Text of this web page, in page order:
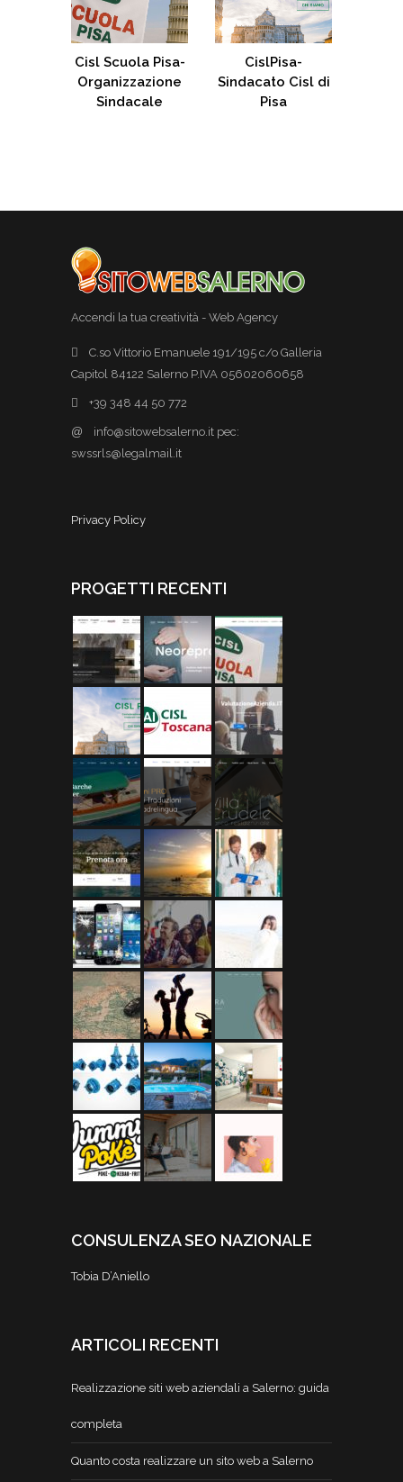
Cisl Scuola Pisa-
Organizzazione
Sindacale
CislPisa-
Sindacato Cisl di
Pisa
Accendi la tua creatività - Web Agency
C.so Vittorio Emanuele 191/195 c/o Galleria
Capitol 84122 Salerno P.IVA 05602060658
+39 348 44 50 772
@
info@sitowebsalerno.it pec:
swssrls@legalmail.it
Privacy Policy
PROGETTI RECENTI
CONSULENZA SEO NAZIONALE
Tobia D’Aniello
ARTICOLI RECENTI
Realizzazione siti web aziendali a Salerno: guida
completa
Quanto costa realizzare un sito web a Salerno